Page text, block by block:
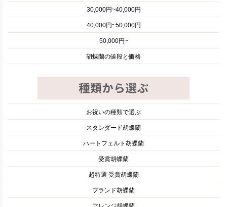
30,000円~40,000円
40,000円~50,000円
50,000円~
胡蝶蘭の値段と価格
お祝いの種類で選ぶ
スタンダード胡蝶蘭
ハートフェルト胡蝶蘭
受賞胡蝶蘭
超特選 受賞胡蝶蘭
ブランド胡蝶蘭